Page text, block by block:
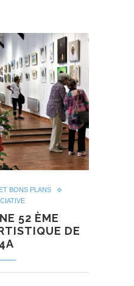
BONS PLANS
52 ÈME
DE